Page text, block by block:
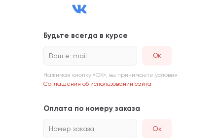
Будьте всегда в курсе
Ваш e-mail
Нажимая кнопку «ОК», вы принимаете условия
Соглашения об использовании сайта
Оплата по номеру заказа
Номер заказа Ок